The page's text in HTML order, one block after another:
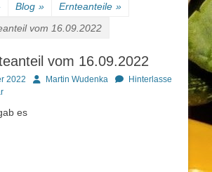
Blog » Ernteanteile »
vom 16.09.2022
vom 16.09.2022
2022 AutorMartin Wudenka
Hinterlasse
es